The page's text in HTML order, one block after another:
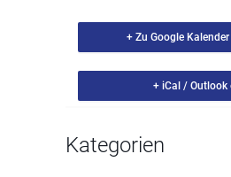
+ Zu Google
+ iCal / Outlook
Kategorien